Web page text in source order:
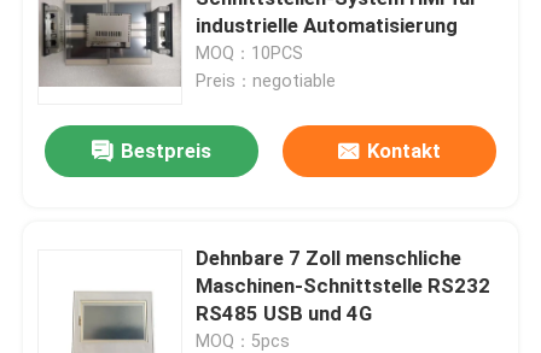
industrielle Automatisierung
MOQ：10PCS
Preis：negotiable
Bestpreis Kontakt
Dehnbare 7 Zoll menschliche
Maschinen-Schnittstelle RS232
RS485 USB und 4G
MOQ：5pcs